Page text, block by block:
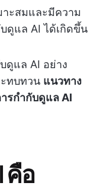
าะสมและมีความ
ดูแล AI ได้เกิดขึ้น
ดูแล AI อย่าง
ทบทวน แนวทาง
รกำกับดูแล AI
คือ